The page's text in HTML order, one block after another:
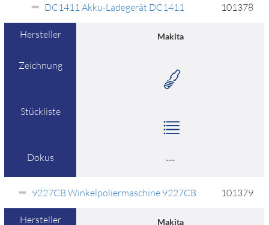
DC1411 Akku-Ladegerät DC1411 101378
Hersteller Makita
Zeichnung
Stückliste
Dokus ---
9227CB Winkelpoliermaschine 9227CB 101379
Hersteller Makita